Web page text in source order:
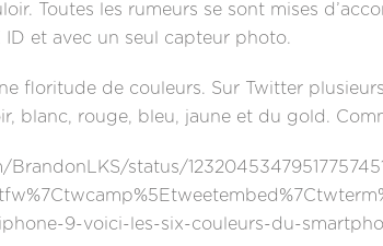
Toutes les rumeurs se sont mises
ID et avec un seul capteur photo.
floritude de couleurs. Sur Twitter
blanc, rouge, bleu, jaune et du gold.
status/
9-voici-les-six-couleurs-du-